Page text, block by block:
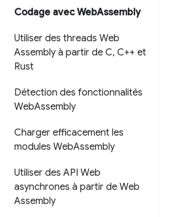
Codage avec WebAssembly
Utiliser des threads Web
Assembly à partir de C, C++ et
Rust
Détection des fonctionnalités
WebAssembly
Charger efficacement les
modules WebAssembly
Utiliser des API Web
asynchrones à partir de Web
Assembly